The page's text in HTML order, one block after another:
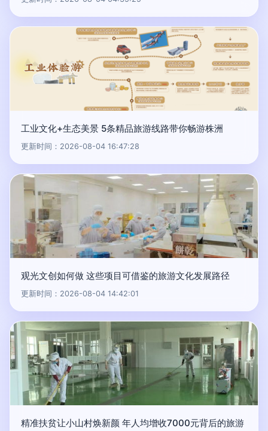
工业文化+生态美景 5条精品旅游线路带你畅游株洲
更新时间：2026-08-04 16:47:28
观光文创如何做 这些项目可借鉴的旅游文化发展路径
更新时间：2026-08-04 14:42:01
精准扶贫让小山村焕新颜 年人均增收7000元背后的旅游